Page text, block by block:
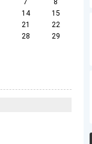
7
8
14
15
21
22
28
29